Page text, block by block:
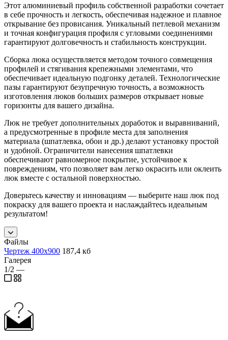
Этот алюминиевый профиль собственной разработки сочетает
в себе прочность и легкость, обеспечивая надежное и плавное
открывание без провисания. Уникальный петлевой механизм
и точная конфигурация профиля с угловыми соединениями
гарантируют долговечность и стабильность конструкции.
Сборка люка осуществляется методом точного совмещения
профилей и стягивания крепежными элементами, что
обеспечивает идеальную подгонку деталей. Технологические
пазы гарантируют безупречную точность, а возможность
изготовления люков больших размеров открывает новые
горизонты для вашего дизайна.
Люк не требует дополнительных доработок и выравниваний,
а предусмотренные в профиле места для заполнения
материала (шпатлевка, обои и др.) делают установку простой
и удобной. Ограничители нанесения шпатлевки
обеспечивают равномерное покрытие, устойчивое к
повреждениям, что позволяет вам легко окрасить или оклеить
люк вместе с остальной поверхностью.
Доверьтесь качеству и инновациям — выберите наш люк под
покраску для вашего проекта и наслаждайтесь идеальным
результатом!
Файлы
Чертеж 400х900 187,4 кб
Галерея
1/2 —